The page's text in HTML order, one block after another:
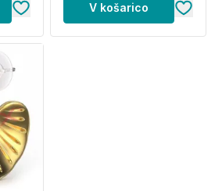
V košarico